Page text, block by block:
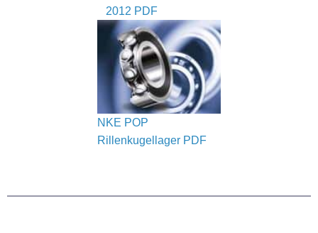
2012 PDF
NKE POP
Rillenkugellager PDF